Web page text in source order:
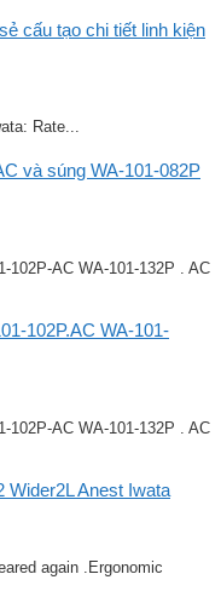
cấu tạo chi tiết linh kiện
Rate...
và súng WA-101-082P
102P-AC WA-101-132P . AC
102P.AC WA-101-
102P-AC WA-101-132P . AC
Wider2L Anest Iwata
again .Ergonomic